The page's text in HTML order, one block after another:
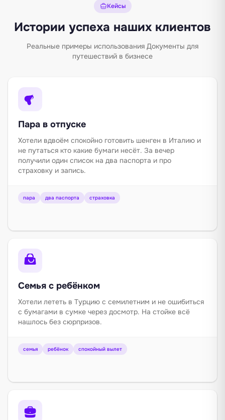
Кейсы
Истории успеха наших клиентов
Реальные примеры использования Документы для
путешествий в бизнесе
Пара в отпуске
Хотели вдвоём спокойно готовить шенген в Италию и
не путаться кто какие бумаги несёт. За вечер
получили один список на два паспорта и про
страховку и запись.
пара два паспорта страховка
Семья с ребёнком
Хотели лететь в Турцию с семилетним и не ошибиться
с бумагами в сумке через досмотр. На стойке всё
нашлось без сюрпризов.
семья ребёнок спокойный вылет